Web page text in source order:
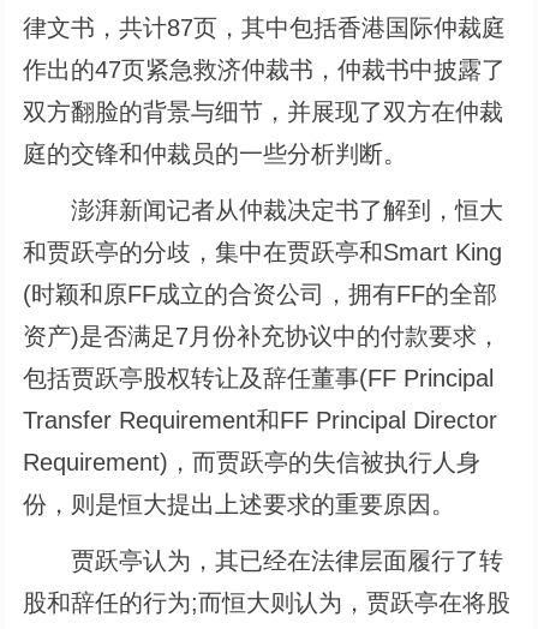
律文书，共计87页，其中包括香港国际仲裁庭
作出的47页紧急救济仲裁书，仲裁书中披露了
双方翻脸的背景与细节，并展现了双方在仲裁
庭的交锋和仲裁员的一些分析判断。
澎湃新闻记者从仲裁决定书了解到，恒大
和贾跃亭的分歧，集中在贾跃亭和Smart King
(时颖和原FF成立的合资公司，拥有FF的全部
资产)是否满足7月份补充协议中的付款要求，
包括贾跃亭股权转让及辞任董事(FF Principal
Transfer Requirement和FF Principal Director
Requirement)，而贾跃亭的失信被执行人身
份，则是恒大提出上述要求的重要原因。
贾跃亭认为，其已经在法律层面履行了转
股和辞任的行为;而恒大则认为，贾跃亭在将股